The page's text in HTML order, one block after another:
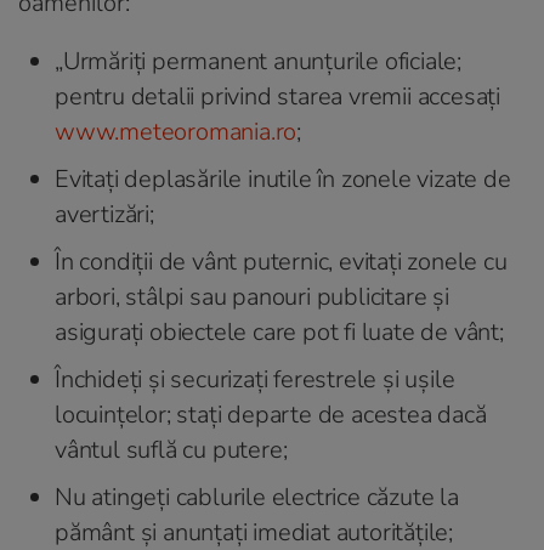
„Urmăriți permanent anunțurile oficiale;
pentru detalii privind starea vremii accesați
www.meteoromania.ro;
Evitați deplasările inutile în zonele vizate de
avertizări;
În condiții de vânt puternic, evitați zonele cu
arbori, stâlpi sau panouri publicitare și
asigurați obiectele care pot fi luate de vânt;
Închideți și securizați ferestrele și ușile
locuințelor; stați departe de acestea dacă
vântul suflă cu putere;
Nu atingeți cablurile electrice căzute la
pământ și anunțați imediat autoritățile;